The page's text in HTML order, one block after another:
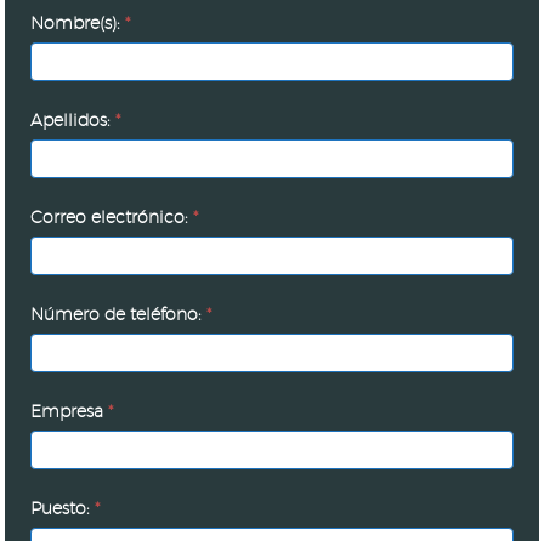
Inauguración
del
centro
de
orientación
fiscal
plática
claves
una
fiscal
Nombre(s):*
Apellidos:*
Correo electrónico:*
Número de teléfono:*
Empresa*
Puesto:*